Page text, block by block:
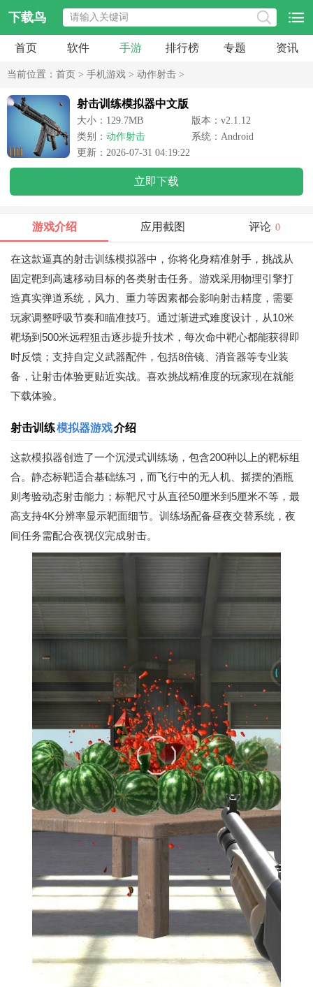
下载鸟
首页 软件 手游 排行榜 专题 资讯
当前位置： 首页 > 手机游戏 > 动作射击 >
射击训练模拟器中文版
大小：129.7MB
版本：v2.1.12
类别： 动作射击
系统：Android
更新：2026-07-31 04:19:22
立即下载
游戏介绍 应用截图 评论 0
在这款逼真的射击训练模拟器中，你将化身精准射手，挑战从
固定靶到高速移动目标的各类射击任务。游戏采用物理引擎打
造真实弹道系统，风力、重力等因素都会影响射击精度，需要
玩家调整呼吸节奏和瞄准技巧。通过渐进式难度设计，从10米
靶场到500米远程狙击逐步提升技术，每次命中靶心都能获得即
时反馈；支持自定义武器配件，包括8倍镜、消音器等专业装
备，让射击体验更贴近实战。喜欢挑战精准度的玩家现在就能
下载体验。
射击训练模拟器游戏介绍
这款模拟器创造了一个沉浸式训练场，包含200种以上的靶标组
合。静态标靶适合基础练习，而飞行中的无人机、摇摆的酒瓶
则考验动态射击能力；标靶尺寸从直径50厘米到5厘米不等，最
高支持4K分辨率显示靶面细节。训练场配备昼夜交替系统，夜
间任务需配合夜视仪完成射击。